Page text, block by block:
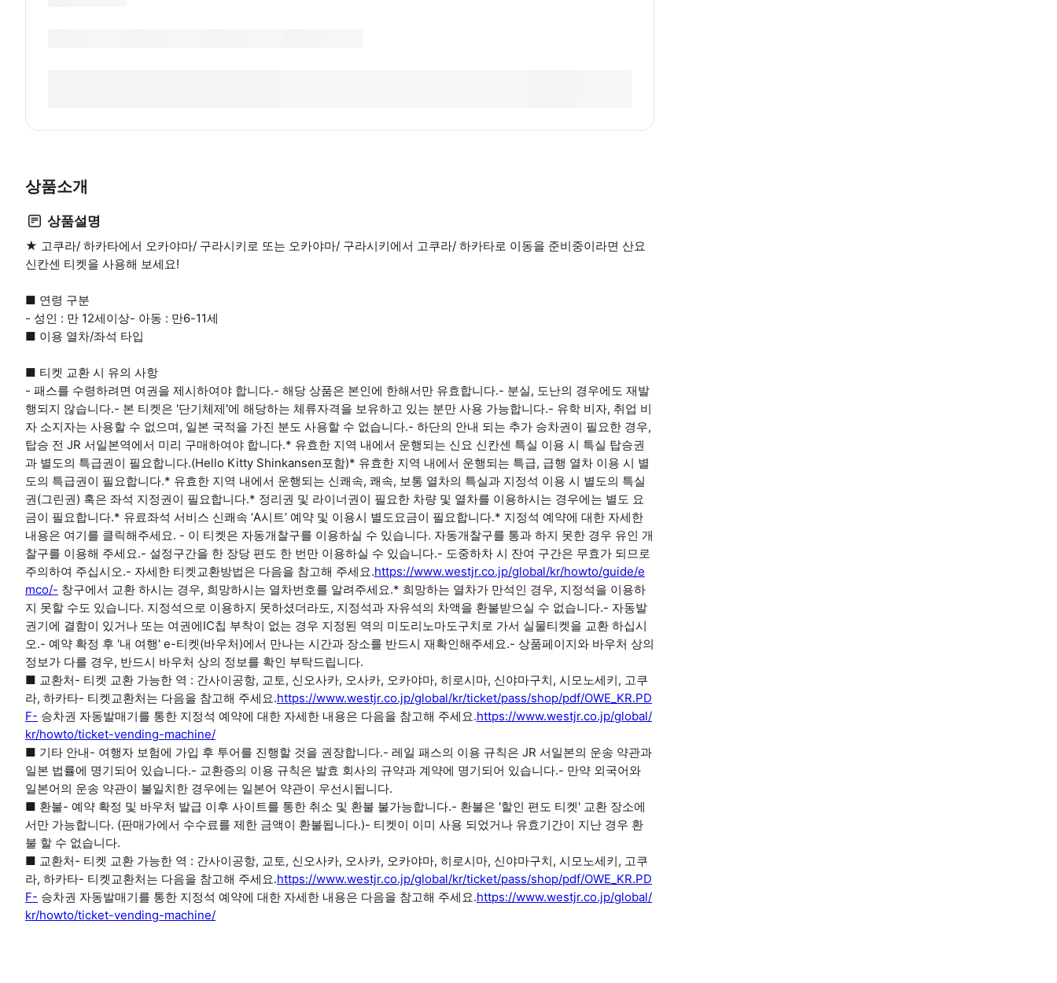
상품소개
상품설명
★ 고쿠라/ 하카타에서 오카야마/ 구라시키로 또는 오카야마/ 구라시키에서 고쿠라/ 하카타로 이동을 준비중이라면 산요
신칸센 티켓을 사용해 보세요!
■ 연령 구분
- 성인 : 만 12세이상- 아동 : 만6-11세
■ 이용 열차/좌석 타입
■ 티켓 교환 시 유의 사항
- 패스를 수령하려면 여권을 제시하여야 합니다.- 해당 상품은 본인에 한해서만 유효합니다.- 분실, 도난의 경우에도 재발
행되지 않습니다.- 본 티켓은 '단기체제'에 해당하는 체류자격을 보유하고 있는 분만 사용 가능합니다.- 유학 비자, 취업 비
자 소지자는 사용할 수 없으며, 일본 국적을 가진 분도 사용할 수 없습니다.- 하단의 안내 되는 추가 승차권이 필요한 경우,
탑승 전 JR 서일본역에서 미리 구매하여야 합니다.* 유효한 지역 내에서 운행되는 신요 신칸센 특실 이용 시 특실 탑승권
과 별도의 특급권이 필요합니다.(Hello Kitty Shinkansen포함)* 유효한 지역 내에서 운행되는 특급, 급행 열차 이용 시 별
도의 특급권이 필요합니다.* 유효한 지역 내에서 운행되는 신쾌속, 쾌속, 보통 열차의 특실과 지정석 이용 시 별도의 특실
권(그린권) 혹은 좌석 지정권이 필요합니다.* 정리권 및 라이너권이 필요한 차량 및 열차를 이용하시는 경우에는 별도 요
금이 필요합니다.* 유료좌석 서비스 신쾌속 ‘A시트’ 예약 및 이용시 별도요금이 필요합니다.* 지정석 예약에 대한 자세한
내용은 여기를 클릭해주세요. - 이 티켓은 자동개찰구를 이용하실 수 있습니다. 자동개찰구를 통과 하지 못한 경우 유인 개
찰구를 이용해 주세요.- 설정구간을 한 장당 편도 한 번만 이용하실 수 있습니다.- 도중하차 시 잔여 구간은 무효가 되므로
주의하여 주십시오.- 자세한 티켓교환방법은 다음을 참고해 주세요.https://www.westjr.co.jp/global/kr/howto/guide/e
mco/- 창구에서 교환 하시는 경우, 희망하시는 열차번호를 알려주세요.* 희망하는 열차가 만석인 경우, 지정석을 이용하
지 못할 수도 있습니다. 지정석으로 이용하지 못하셨더라도, 지정석과 자유석의 차액을 환불받으실 수 없습니다.- 자동발
권기에 결함이 있거나 또는 여권에IC칩 부착이 없는 경우 지정된 역의 미도리노마도구치로 가서 실물티켓을 교환 하십시
오.- 예약 확정 후 '내 여행' e-티켓(바우처)에서 만나는 시간과 장소를 반드시 재확인해주세요.- 상품페이지와 바우처 상의
정보가 다를 경우, 반드시 바우처 상의 정보를 확인 부탁드립니다.
■ 교환처- 티켓 교환 가능한 역 : 간사이공항, 교토, 신오사카, 오사카, 오카야마, 히로시마, 신야마구치, 시모노세키, 고쿠
라, 하카타- 티켓교환처는 다음을 참고해 주세요.https://www.westjr.co.jp/global/kr/ticket/pass/shop/pdf/OWE_KR.PD
F- 승차권 자동발매기를 통한 지정석 예약에 대한 자세한 내용은 다음을 참고해 주세요.https://www.westjr.co.jp/global/
kr/howto/ticket-vending-machine/
■ 기타 안내- 여행자 보험에 가입 후 투어를 진행할 것을 권장합니다.- 레일 패스의 이용 규칙은 JR 서일본의 운송 약관과
일본 법률에 명기되어 있습니다.- 교환증의 이용 규칙은 발효 회사의 규약과 계약에 명기되어 있습니다.- 만약 외국어와
일본어의 운송 약관이 불일치한 경우에는 일본어 약관이 우선시됩니다.
■ 환불- 예약 확정 및 바우처 발급 이후 사이트를 통한 취소 및 환불 불가능합니다.- 환불은 '할인 편도 티켓' 교환 장소에
서만 가능합니다. (판매가에서 수수료를 제한 금액이 환불됩니다.)- 티켓이 이미 사용 되었거나 유효기간이 지난 경우 환
불 할 수 없습니다.
■ 교환처- 티켓 교환 가능한 역 : 간사이공항, 교토, 신오사카, 오사카, 오카야마, 히로시마, 신야마구치, 시모노세키, 고쿠
라, 하카타- 티켓교환처는 다음을 참고해 주세요.https://www.westjr.co.jp/global/kr/ticket/pass/shop/pdf/OWE_KR.PD
F- 승차권 자동발매기를 통한 지정석 예약에 대한 자세한 내용은 다음을 참고해 주세요.https://www.westjr.co.jp/global/
kr/howto/ticket-vending-machine/